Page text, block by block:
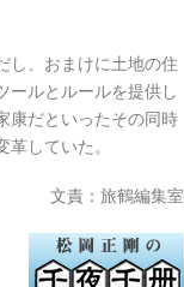
し、おまけに土地の住
ールとルールを提供し
康だといったその同時
していた。
文責：旅鶴編集室